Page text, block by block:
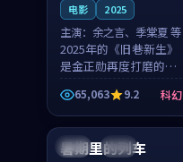
电影 2025
主演： 余之言、季棠夏 等
2025年的《旧巷新生》
是金正勋再度打磨的科
幻佳作。英国的取景与
雨夜物语的氛围相互成
就，余之言与季棠夏的
对手戏自然克制，让整
部影片在悬念与温度
65,063 9.2 科幻
中国 杜比
暑期里的列车